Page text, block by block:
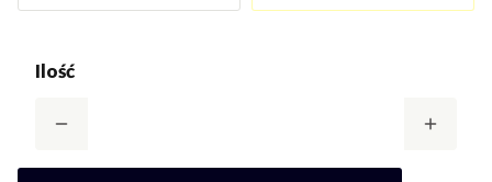
Ilość